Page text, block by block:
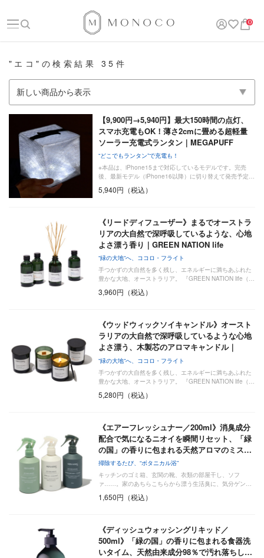
0
"エコ"の検索結果 35件
【9,900円→5,940円】最大150時間の点灯、
スマホ充電もOK！薄さ2cmに畳める超軽量
ソーラー充電式ランタン｜MEGAPUFF
“どこでもランタン”で充電も！
※本品は、iPhone15まで対応しているモデルです。完売
後、最新モデル（iPhone16以降）に切り替えて発売予定…
5,940円（税込）
《リードディフューザー》まるでオーストラ
リアの大自然で深呼吸しているような、心地
よさ漂う香り｜GREEN NATION life
“緑の大地“へ、ココロ・フライト
手つかずの大自然を多く残し、エネルギーに満ちあふれた
豊かな大地、オーストラリア。 『GREEN NATION life（…
3,960円（税込）
《ウッドウィックソイキャンドル》オースト
ラリアの大自然で深呼吸しているような心地
よさ漂う、木製芯のアロマキャンドル｜
GR…
“緑の大地“へ、ココロ・フライト
手つかずの大自然を多く残し、エネルギーに満ちあふれた
豊かな大地、オーストラリア。 『GREEN NATION life（…
5,280円（税込）
《エアーフレッシュナー／200ml》消臭成分
配合で気になるニオイを瞬間リセット、「緑
の国」の香りに包まれる天然アロマのミス…
掃除するたび、“ボタニカル浴”
キッチンのゴミ箱、玄関の靴、衣類の部屋干し、ソフ
ァ……。家のあちらこちらから漂う生活臭に、気分ゲン…
1,650円（税込）
《ディッシュウォッシングリキッド／
500ml》「緑の国」の香りに包まれる食器洗
いタイム、天然由来成分98％で汚れ落ちし…